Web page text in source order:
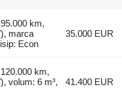
km,
marca
Econ
35.000 EUR
km,
volum: 6 m³,
41.400 EUR